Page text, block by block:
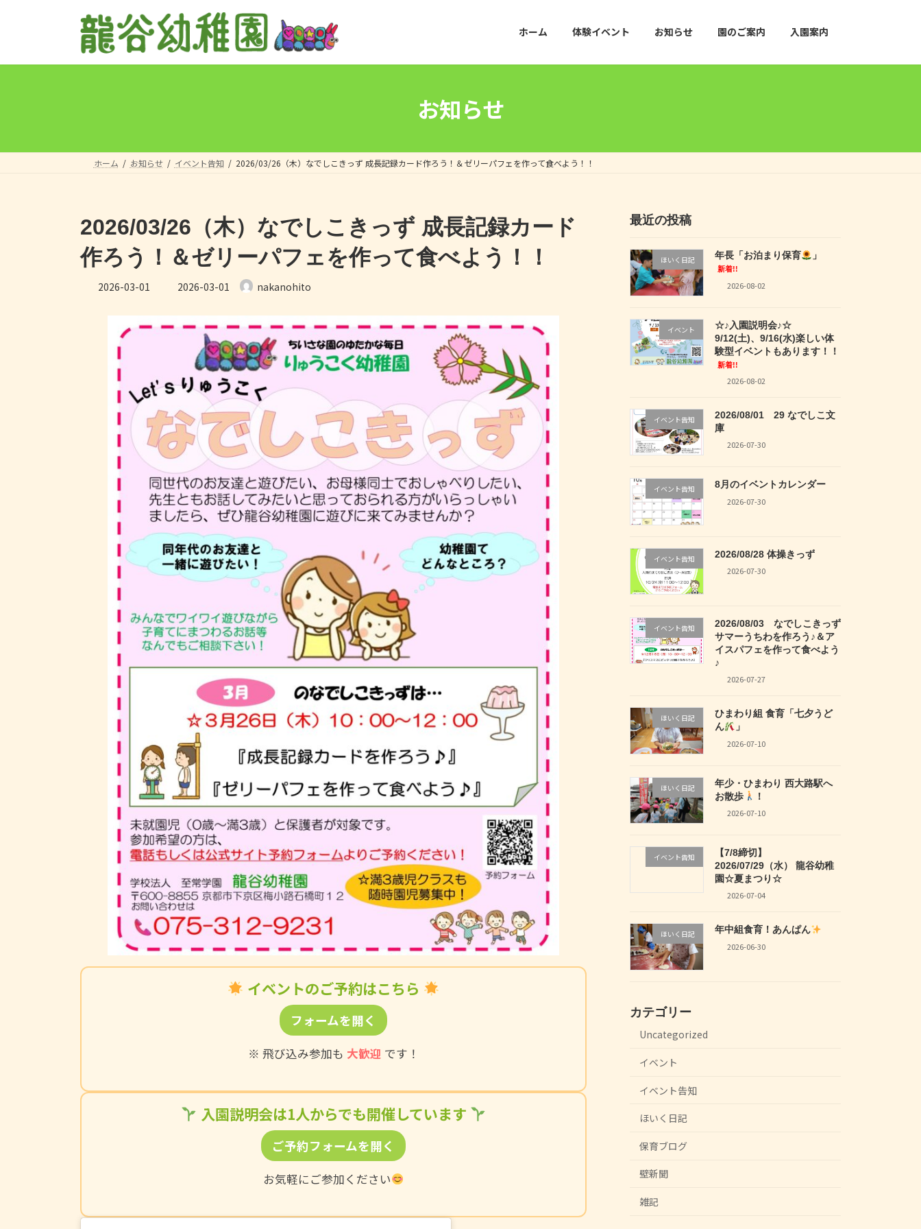
プ
動
ホーム 体験イベント お知らせ 園のご案内 入園案内
お知らせ
ホーム お知らせ イベント告知 2026/03/26（木）なでしこきっず 成長記録カード作ろう！＆ゼリーパフェを作って食べよう！！
2026/03/26（木）なでしこきっず 成長記録カード
作ろう！＆ゼリーパフェを作って食べよう！！
2026-03-01
最
新
2026-03-01 nakanohito
イベントのご予約はこちら
フォームを開く
※ 飛び込み参加も 大歓迎 です！
入園説明会は1人からでも開催しています
ご予約フォームを開く
お気軽にご参加ください
最近の投稿
ほいく日記 年長「お泊まり保育 」
新着!!
2026-08-02
イベント
☆♪入園説明会♪☆
9/12(土)、9/16(水)楽しい体
験型イベントもあります！！
新着!!
2026-08-02
イベント告知
2026/08/01 29 なでしこ文
庫
2026-07-30
イベント告知
8月のイベントカレンダー
2026-07-30
イベント告知
2026/08/28 体操きっず
2026-07-30
イベント告知
2026/08/03 なでしこきっず
サマーうちわを作ろう♪＆ア
イスパフェを作って食べよう
♪
2026-07-27
ほいく日記
ひまわり組 食育「七夕うど
ん
」
2026-07-10
ほいく日記
年少・ひまわり 西大路駅へ
お散歩
！
2026-07-10
イベント告知
【7/8締切】
2026/07/29（水） 龍谷幼稚
園☆夏まつり☆
2026-07-04
ほいく日記
年中組食育！あんぱん
2026-06-30
カテゴリー
Uncategorized
イベント
イベント告知
ほいく日記
保育ブログ
壁新聞
雑記